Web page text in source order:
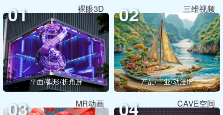
01 裸眼3D
平面/弧形/折角屏
02 三维视频
产品/工业/动漫IP
03 MR动画 04 CAVE空间